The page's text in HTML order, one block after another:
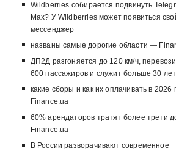
Wildberries собирается подвинуть
Max? У Wildberries может появиться
мессенджер
названы самые дорогие области —
ДП2Д разгоняется до 120 км/ч,
600 пассажиров и служит больше 30 лет
какие сборы и как их оплачивать в 2026
Finance.ua
60% арендаторов тратят более трети
Finance.ua
В России разворачивают современное